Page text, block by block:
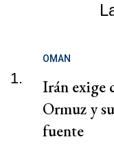
1.
OMAN
Irán exige
Ormuz y
fuente